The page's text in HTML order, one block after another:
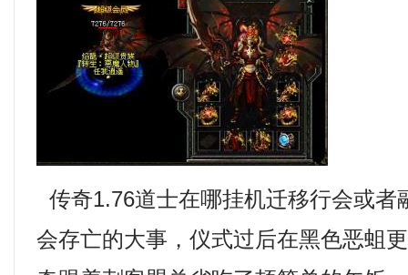
传奇1.76道士在哪挂机迁移行会或者
会存亡的大事，仪式过后在黑色恶蛆